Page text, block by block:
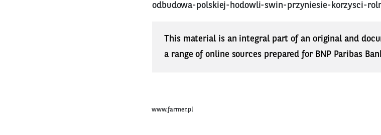
odbudowa-polskiej-hodowli-swin-przyniesie-korzysci-
This material is an integral part of an original and
a range of online sources prepared for BNP Paribas
www.farmer.pl